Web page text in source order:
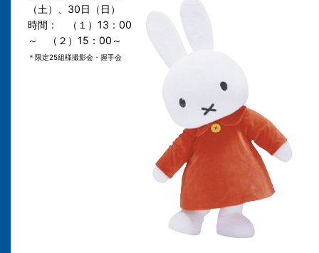
（土）、30日（日）
時間： （１）13：00
～ （２）15：00～
＊限定25組様撮影会・握手会